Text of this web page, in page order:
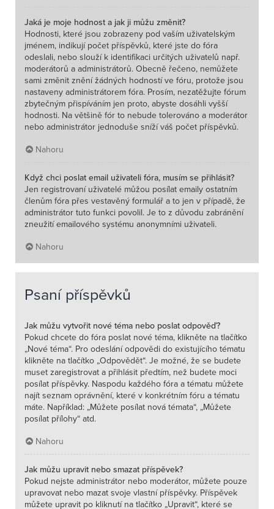
Jaká je moje hodnost a jak ji můžu změnit?
Hodnosti, které jsou zobrazeny pod vaším uživatelským
jménem, indikují počet příspěvků, které jste do fóra
odeslali, nebo slouží k identifikaci určitých uživatelů např.
moderátorů a administrátorů. Obecně řečeno, nemůžete
sami změnit znění žádných hodností ve fóru, protože jsou
nastaveny administrátorem fóra. Prosím, nezatěžujte fórum
zbytečným přispíváním jen proto, abyste dosáhli vyšší
hodnosti. Na většině fór to nebude tolerováno a moderátor
nebo administrátor jednoduše sníží váš počet příspěvků.
Nahoru
Když chci poslat email uživateli fóra, musím se přihlásit?
Jen registrovaní uživatelé můžou posílat emaily ostatním
členům fóra přes vestavěný formulář a to jen v případě, že
administrátor tuto funkci povolil. Je to z důvodu zabránění
zneužití emailového systému anonymními uživateli.
Nahoru
Psaní příspěvků
Jak můžu vytvořit nové téma nebo poslat odpověď?
Pokud chcete do fóra poslat nové téma, klikněte na tlačítko
„Nové téma“. Pro odeslání odpovědi do existujícího tématu
klikněte na tlačítko „Odpovědět“. Je možné, že se budete
muset zaregistrovat a přihlásit předtím, než budete moci
posílat příspěvky. Naspodu každého fóra a tématu můžete
najít seznam oprávnění, které v konkrétním fóru a tématu
máte. Například: „Můžete posílat nová témata“, „Můžete
posílat přílohy“ atd.
Nahoru
Jak můžu upravit nebo smazat příspěvek?
Pokud nejste administrátor nebo moderátor, můžete pouze
upravovat nebo mazat svoje vlastní příspěvky. Příspěvek
můžete upravit po kliknutí na tlačítko „Upravit“, které se